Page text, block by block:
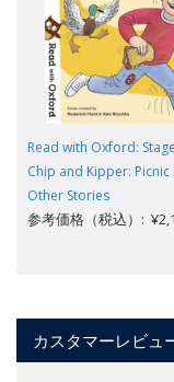
Read with Oxford:
Chip and Kipper: Picnic
Other Stories
参考価格（税込）:
カスタマーレビュ